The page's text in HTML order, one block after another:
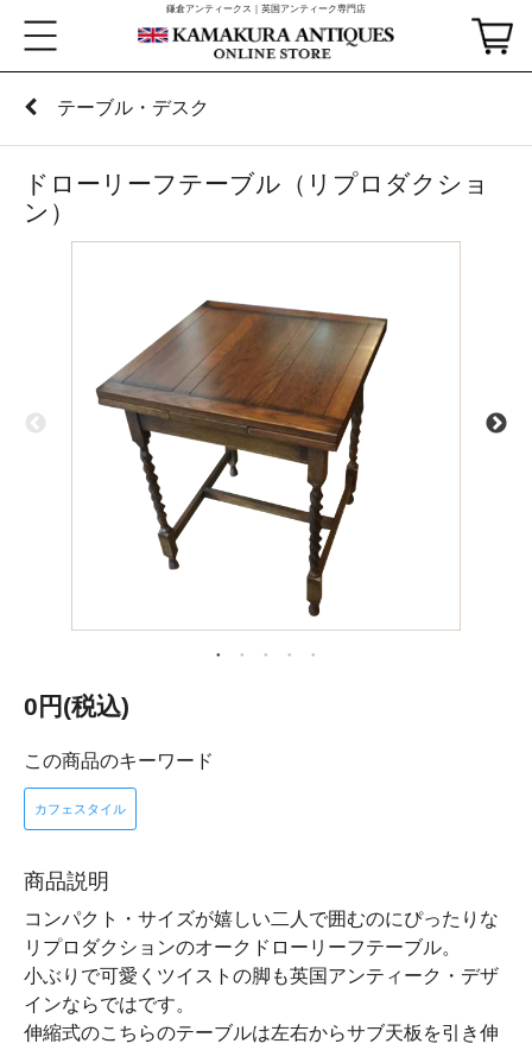
鎌倉アンティークス｜英国アンティーク専門店
テーブル・デスク
ドローリーフテーブル（リプロダクショ
ン）
0円(税込)
この商品のキーワード
カフェスタイル
商品説明
コンパクト・サイズが嬉しい二人で囲むのにぴったりな
リプロダクションのオークドローリーフテーブル。
小ぶりで可愛くツイストの脚も英国アンティーク・デザ
インならではです。
伸縮式のこちらのテーブルは左右からサブ天板を引き伸